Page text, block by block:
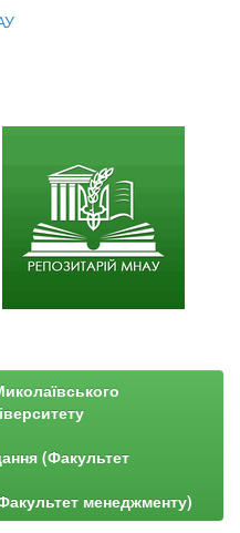
(Факультет
менеджменту)